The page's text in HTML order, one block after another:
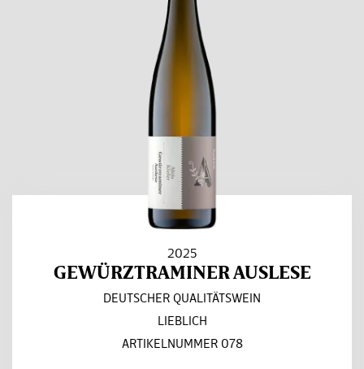
2025
GEWÜRZTRAMINER AUSLESE
DEUTSCHER QUALITÄTSWEIN
LIEBLICH
ARTIKELNUMMER 078